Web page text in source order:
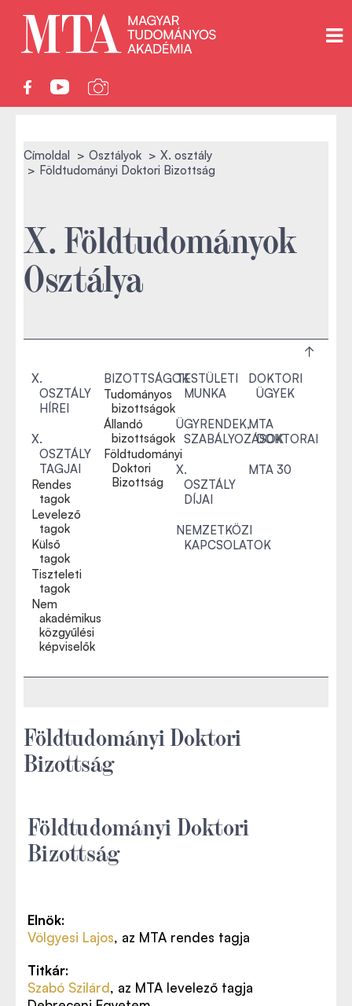
Címoldal Osztályok
X. osztály
Földtudományi Doktori Bizottság
X. Földtudományok
Osztálya
X.
OSZTÁLY
HÍREI
X.
OSZTÁLY
TAGJAI
Rendes
tagok
Levelező
tagok
Külső
tagok
Tiszteleti
tagok
Nem
akadémikus
közgyűlési
képviselők
BIZOTTSÁGOK
Tudományos
bizottságok
Állandó
bizottságok
Földtudományi
Doktori
Bizottság
TESTÜLETI
MUNKA
ÜGYRENDEK,
SZABÁLYOZÁSOK
X.
OSZTÁLY
DÍJAI
NEMZETKÖZI
KAPCSOLATOK
DOKTORI
ÜGYEK
MTA
DOKTORAI
MTA 30
Földtudományi Doktori
Bizottság
Földtudományi Doktori
Bizottság
Elnök:
Völgyesi Lajos, az MTA rendes tagja
Titkár:
Szabó Szilárd, az MTA levelező tagja